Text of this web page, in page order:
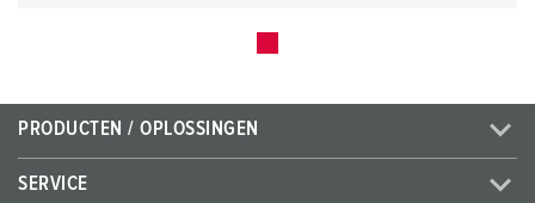
PRODUCTEN / OPLOSSINGEN
SERVICE